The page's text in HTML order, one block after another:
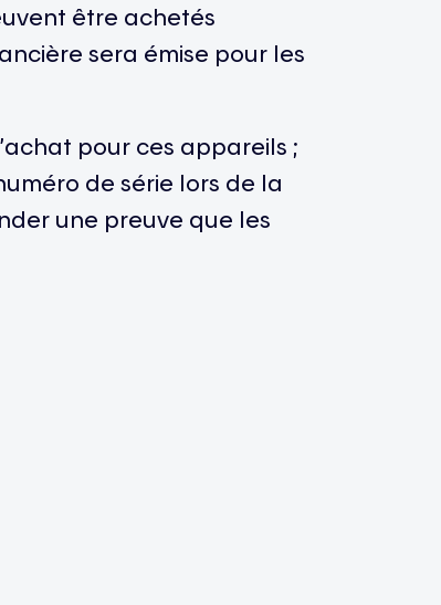
être achetés
sera émise pour les
pour ces appareils ;
de série lors de la
une preuve que les